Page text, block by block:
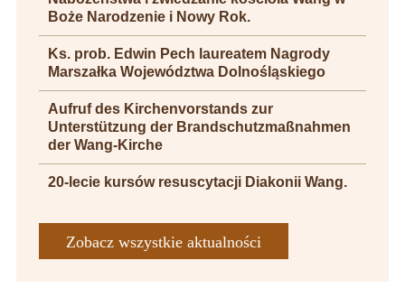
Boże Narodzenie i Nowy Rok.
Ks. prob. Edwin Pech laureatem Nagrody
Marszałka Województwa Dolnośląskiego
Aufruf des Kirchenvorstands zur
Unterstützung der Brandschutzmaßnahmen
der Wang-Kirche
20-lecie kursów resuscytacji Diakonii Wang.
Zobacz wszystkie aktualności